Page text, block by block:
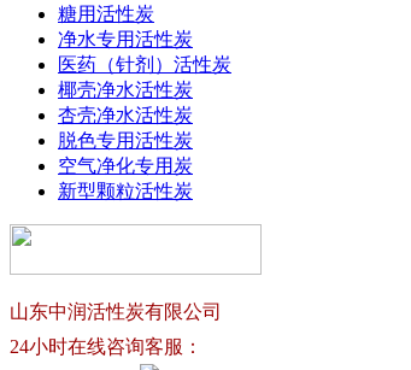
糖用活性炭
净水专用活性炭
医药（针剂）活性炭
椰壳净水活性炭
杏壳净水活性炭
脱色专用活性炭
空气净化专用炭
新型颗粒活性炭
山东中润活性炭有限公司
24小时在线咨询客服：